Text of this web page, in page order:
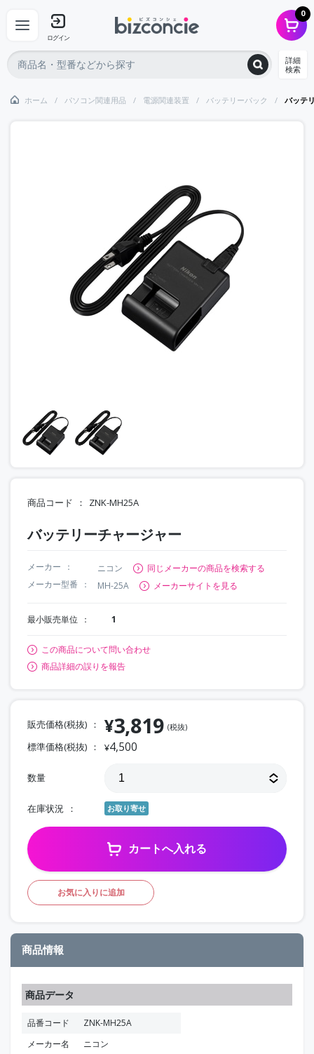
ログイン
0
詳細
検索
ホーム パソコン関連用品 電源関連装置 バッテリーパック バッテ
商品コード ZNK-MH25A
バッテリーチャージャー
メーカー ニコン
同じメーカーの商品を検索する
メーカー型番
MH-25A メーカーサイトを見る
最小販売単位 1
この商品について問い合わせ
商品詳細の誤りを報告
販売価格(税抜) ¥3,819 (税抜)
標準価格(税抜) ¥4,500
数量
在庫状況 お取り寄せ
カートへ入れる
お気に入りに追加
商品情報
商品データ
品番コード
ZNK-MH25A
メーカー名
ニコン